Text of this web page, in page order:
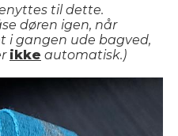
til dette.
døren igen, når
i gangen ude bagved,
ikke automatisk.)